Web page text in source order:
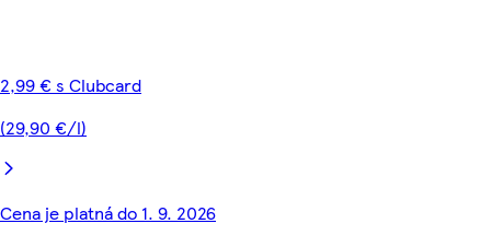
2,99 € s Clubcard
(29,90 €/l)
Cena je platná do 1. 9. 2026